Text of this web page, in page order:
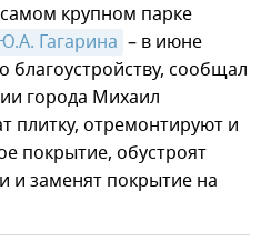
крупном парке
Гагарина – в июне
благоустройству, сообщал
города Михаил
плитку, отремонтируют и
покрытие, обустроят
и заменят покрытие на